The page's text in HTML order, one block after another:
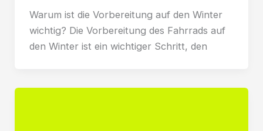
Warum ist die Vorbereitung auf den Winter
wichtig? Die Vorbereitung des Fahrrads auf
den Winter ist ein wichtiger Schritt, den